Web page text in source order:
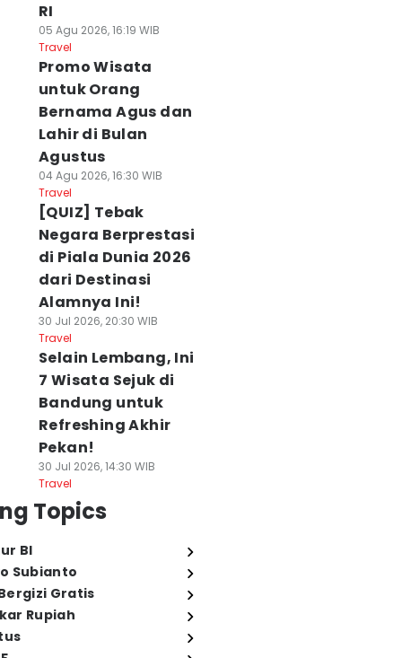
RI
05 Agu 2026, 16:19 WIB
Travel
Promo Wisata
untuk Orang
Bernama Agus dan
Lahir di Bulan
Agustus
04 Agu 2026, 16:30 WIB
Travel
[QUIZ] Tebak
Negara Berprestasi
di Piala Dunia 2026
dari Destinasi
Alamnya Ini!
30 Jul 2026, 20:30 WIB
Travel
Selain Lembang, Ini
7 Wisata Sejuk di
Bandung untuk
Refreshing Akhir
Pekan!
30 Jul 2026, 14:30 WIB
Travel
Topics
BI
Subianto
Gratis
Rupiah